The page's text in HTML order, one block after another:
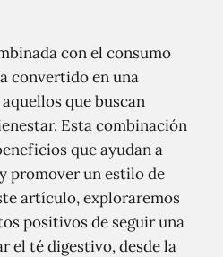
con el consumo
convertido en una
que buscan
Esta combinación
que ayudan a
promover un estilo de
artículo, exploraremos
positivos de seguir una
el té digestivo, desde la